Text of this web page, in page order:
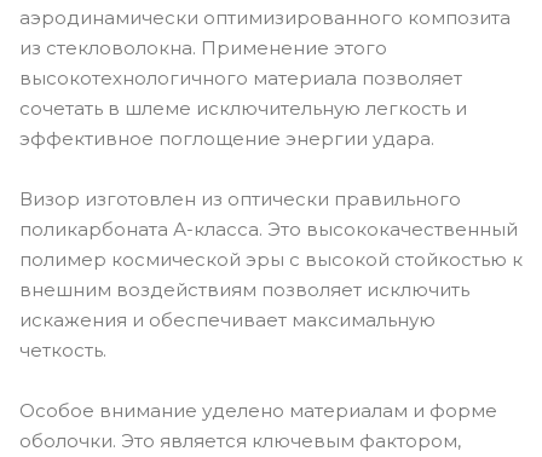
аэродинамически оптимизированного композита
из стекловолокна. Применение этого
высокотехнологичного материала позволяет
сочетать в шлеме исключительную легкость и
эффективное поглощение энергии удара.
Визор изготовлен из оптически правильного
поликарбоната А-класса. Это высококачественный
полимер космической эры с высокой стойкостью к
внешним воздействиям позволяет исключить
искажения и обеспечивает максимальную
четкость.
Особое внимание уделено материалам и форме
оболочки. Это является ключевым фактором,